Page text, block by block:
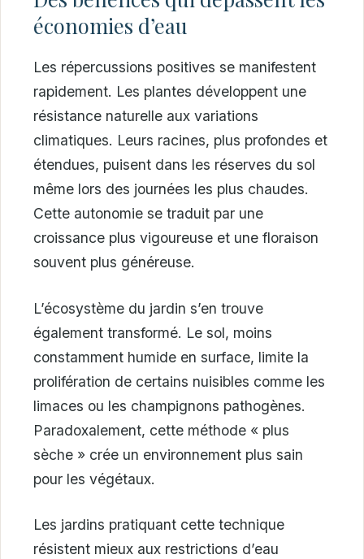
économies d’eau
Les répercussions positives se manifestent
rapidement. Les plantes développent une
résistance naturelle aux variations
climatiques. Leurs racines, plus profondes et
étendues, puisent dans les réserves du sol
même lors des journées les plus chaudes.
Cette autonomie se traduit par une
croissance plus vigoureuse et une floraison
souvent plus généreuse.
L’écosystème du jardin s’en trouve
également transformé. Le sol, moins
constamment humide en surface, limite la
prolifération de certains nuisibles comme les
limaces ou les champignons pathogènes.
Paradoxalement, cette méthode « plus
sèche » crée un environnement plus sain
pour les végétaux.
Les jardins pratiquant cette technique
résistent mieux aux restrictions d’eau